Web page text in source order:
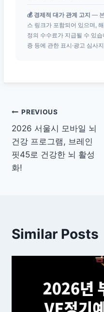
💰 경제적 대가 관계 고지 — 본
스 링크가 포함되어 있으며,
정의 수수료가 지급될 수 있
증 등에 관한 표시·광고 심사
글
탐
색
PREVIOUS
2026 서울시 모바일 뇌
건강 프로그램, 브레인
핏45로 건강한 뇌 활성
화!
Similar Posts